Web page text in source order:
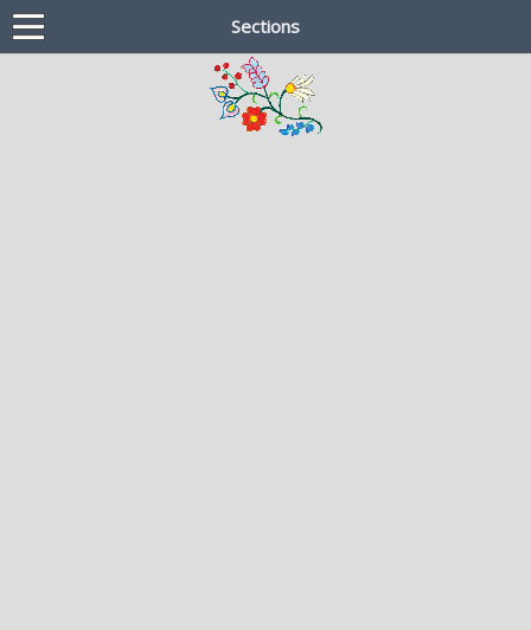
Sections